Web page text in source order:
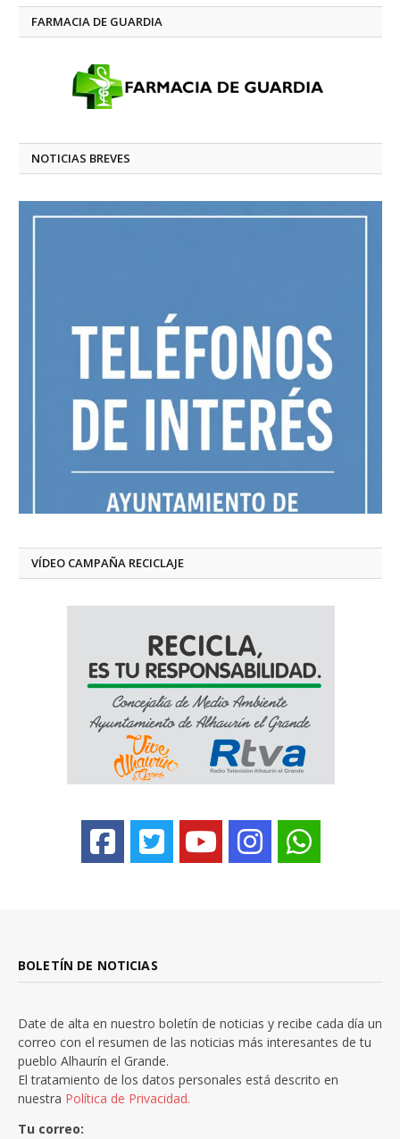
FARMACIA DE GUARDIA
NOTICIAS BREVES
VÍDEO CAMPAÑA RECICLAJE
BOLETÍN DE NOTICIAS
Date de alta en nuestro boletín de noticias y recibe cada día un
correo con el resumen de las noticias más interesantes de tu
pueblo Alhaurín el Grande.
El tratamiento de los datos personales está descrito en
nuestra Política de Privacidad.
Tu correo: